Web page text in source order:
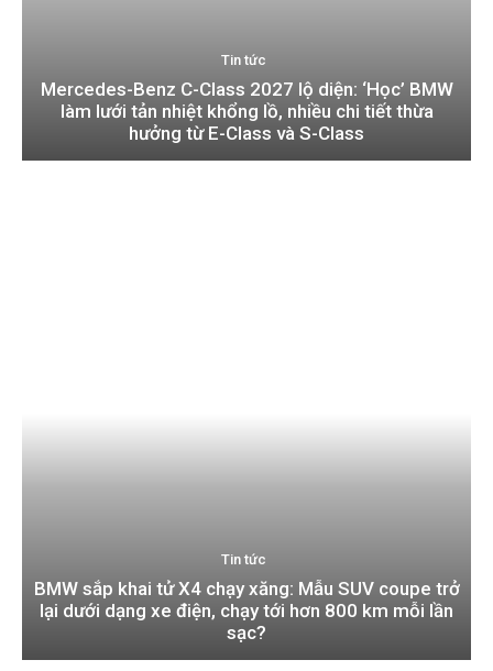
Tin tức
Mercedes-Benz C-Class 2027 lộ diện: ‘Học’ BMW
làm lưới tản nhiệt khổng lồ, nhiều chi tiết thừa
hưởng từ E-Class và S-Class
Tin tức
BMW sắp khai tử X4 chạy xăng: Mẫu SUV coupe trở
lại dưới dạng xe điện, chạy tới hơn 800 km mỗi lần
sạc?